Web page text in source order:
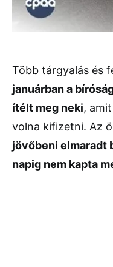
Több tárgyalás és
januárban a
ítélt meg neki,
volna kifizetni. Az
jövőbeni elmaradt
napig nem kapta